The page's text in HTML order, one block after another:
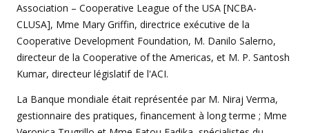
Association – Cooperative League of the USA [NCBA-
CLUSA], Mme Mary Griffin, directrice exécutive de la
Cooperative Development Foundation, M. Danilo Salerno,
directeur de la Cooperative of the Americas, et M. P. Santosh
Kumar, directeur législatif de l'ACI.
La Banque mondiale était représentée par M. Niraj Verma,
gestionnaire des pratiques, financement à long terme ; Mme